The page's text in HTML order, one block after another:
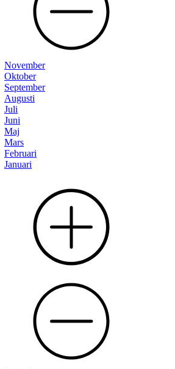
November
Oktober
September
Augusti
Juli
Juni
Maj
Mars
Februari
Januari